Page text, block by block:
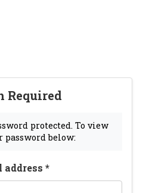
Required
protected. To view
password below:
address *